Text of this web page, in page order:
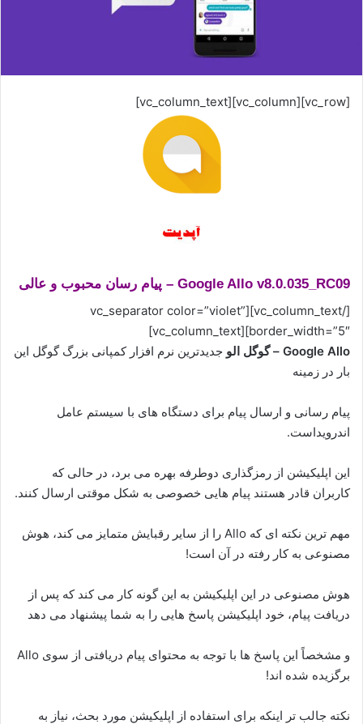
[vc_row][vc_column][vc_column_text]
Google Allo v8.0.035_RC09 – پیام رسان محبوب و عالی
[/vc_column_text][vc_separator color=”violet”
border_width=”5″][vc_column_text]
Google Allo – گوگل الو
جدیدترین نرم افزار کمپانی بزرگ گوگل این
بار در زمینه
پیام رسانی و ارسال پیام برای دستگاه های با سیستم عامل
اندرویداست.
این اپلیکیشن از رمزگذاری دوطرفه بهره می برد، در حالی که
کاربران قادر هستند پیام هایی خصوصی به شکل موقتی ارسال کنند.
مهم ترین نکته ای که Allo را از سایر رقبایش متمایز می کند، هوش
مصنوعی به کار رفته در آن است!
هوش مصنوعی در این اپلیکیشن به این گونه کار می کند که پس از
دریافت پیام، خود اپلیکیشن پاسخ هایی را به شما پیشنهاد می دهد
و مشخصاً این پاسخ ها با توجه به محتوای پیام دریافتی از سوی Allo
برگزیده شده اند!
نکته جالب تر اینکه برای استفاده از اپلیکیشن مورد بحث، نیاز به